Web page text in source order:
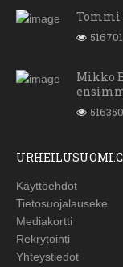
Tommi
516701
Mikko
516350
Käyttöehdot
Tietosuojalauseke
Mediakortti
Rekrytointi
Yhteystiedot